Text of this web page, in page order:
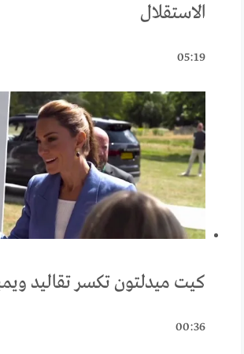
الاستقلال
05:19
كيت ميدلتون تكسر تقاليد
00:36